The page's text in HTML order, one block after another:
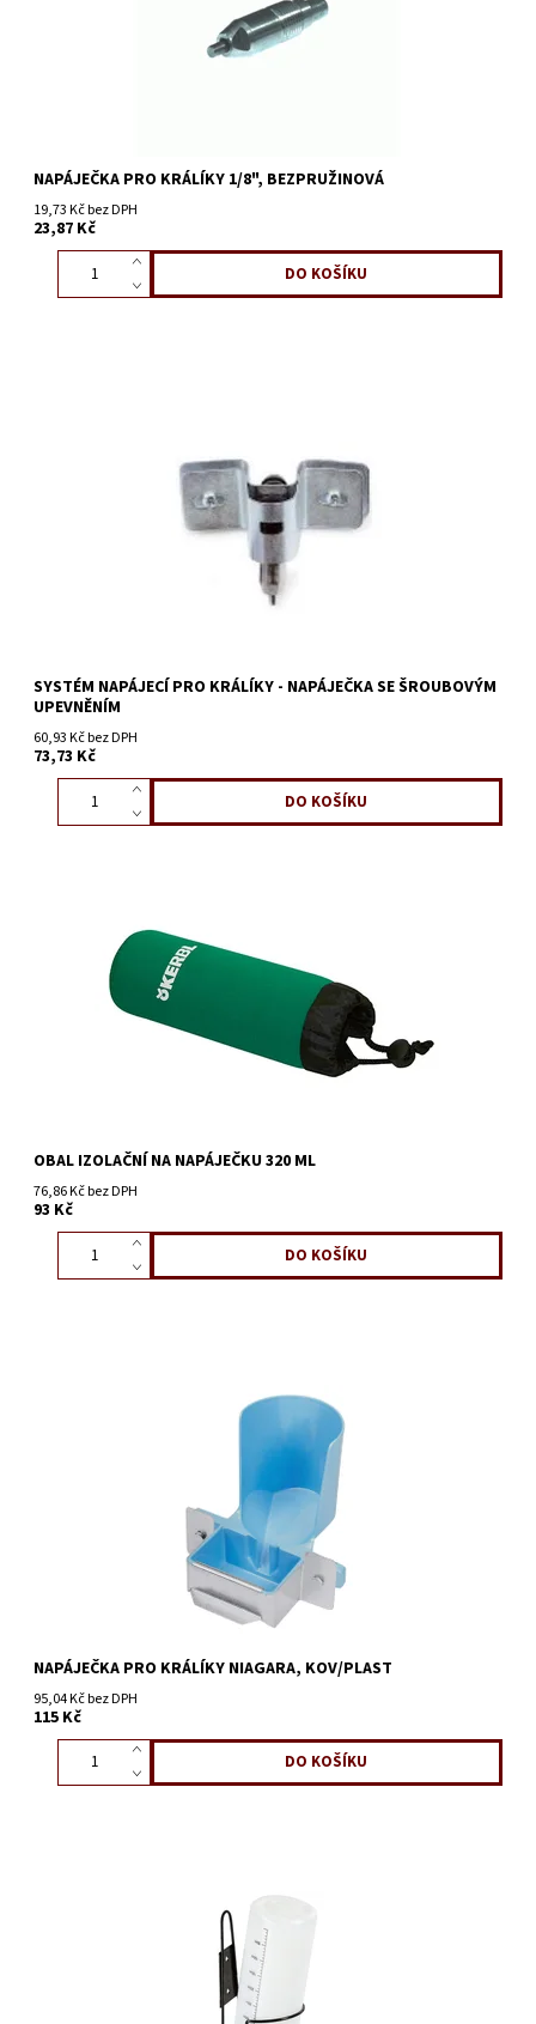
NAPÁJEČKA PRO KRÁLÍKY 1/8", BEZPRUŽINOVÁ
19,73 Kč bez DPH
23,87 Kč
SYSTÉM NAPÁJECÍ PRO KRÁLÍKY - NAPÁJEČKA SE ŠROUBOVÝM
UPEVNĚNÍM
60,93 Kč bez DPH
73,73 Kč
OBAL IZOLAČNÍ NA NAPÁJEČKU 320 ML
76,86 Kč bez DPH
93 Kč
NAPÁJEČKA PRO KRÁLÍKY NIAGARA, KOV/PLAST
95,04 Kč bez DPH
115 Kč